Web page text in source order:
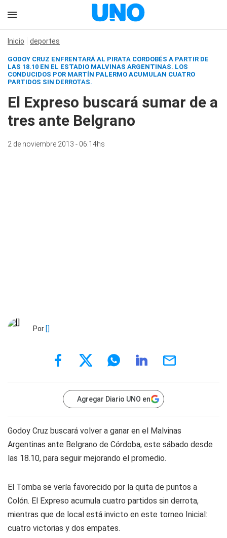
Inicio deportes
GODOY CRUZ ENFRENTARÁ AL PIRATA CORDOBÉS A PARTIR DE
LAS 18.10 EN EL ESTADIO MALVINAS ARGENTINAS. LOS
CONDUCIDOS POR MARTÍN PALERMO ACUMULAN CUATRO
PARTIDOS SIN DERROTAS.
El Expreso buscará sumar de a
tres ante Belgrano
2 de noviembre 2013 - 06:14hs
Por []
Agregar Diario UNO en
Godoy Cruz buscará volver a ganar en el Malvinas
Argentinas ante Belgrano de Córdoba, este sábado desde
las 18.10, para seguir mejorando el promedio.
El Tomba se vería favorecido por la quita de puntos a
Colón. El Expreso acumula cuatro partidos sin derrota,
mientras que de local está invicto en este torneo Inicial:
cuatro victorias y dos empates.